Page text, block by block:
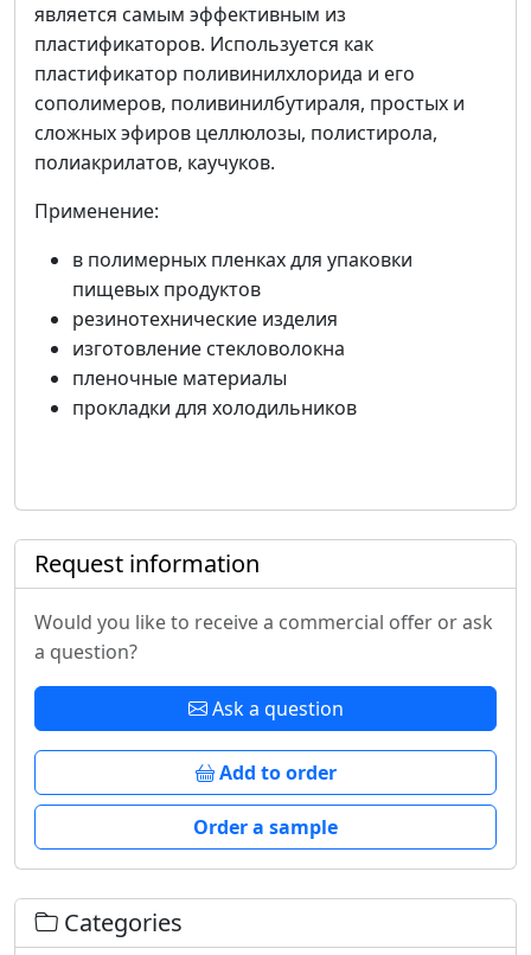
является самым эффективным из
пластификаторов. Используется как
пластификатор поливинилхлорида и его
сополимеров, поливинилбутираля, простых и
сложных эфиров целлюлозы, полистирола,
полиакрилатов, каучуков.
Применение:
в полимерных пленках для упаковки
пищевых продуктов
резинотехнические изделия
изготовление стекловолокна
пленочные материалы
прокладки для холодильников
Request information
Would you like to receive a commercial offer or ask
a question?
Ask a question
Add to order
Order a sample
Categories